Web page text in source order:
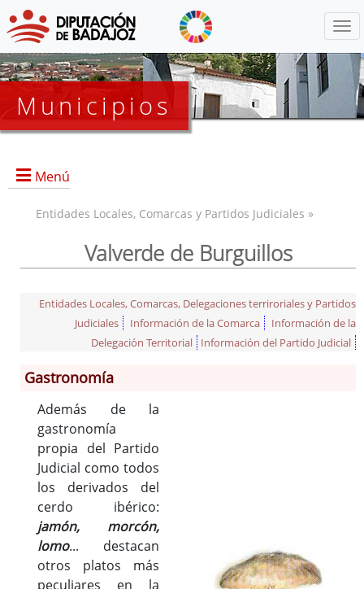
Municipios
Menú
Información General
Historia
Monumentos
Gastronomía
Fiestas
Turismo
Población
Archivo Municipal
Entidades Locales, Comarcas y Partidos Judiciales »
Valverde de Burguillos
Entidades Locales, Comarcas, Delegaciones terriroriales y Partidos
Judiciales
Información de la Comarca
Información de la
Delegación Territorial
Información del Partido Judicial
Gastronomía
Además de la
gastronomía
propia del Partido
Judicial como todos
los derivados del
cerdo ibérico:
jamón, morcón,
lomo... destacan
otros platos más
peculiares en la